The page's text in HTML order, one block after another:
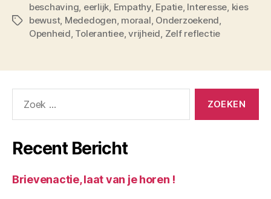
Tags
beschaving, eerlijk, Empathy, Epatie, Interesse, kies
bewust, Mededogen, moraal, Onderzoekend,
Openheid, Tolerantiee,vrijheid, Zelf reflectie
naar:
Recent Bericht
Brievenactie, laat van je horen !